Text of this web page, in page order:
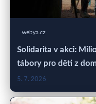
webya.cz
Solidarita v akci:
tábory pro děti z
5. 7. 2026